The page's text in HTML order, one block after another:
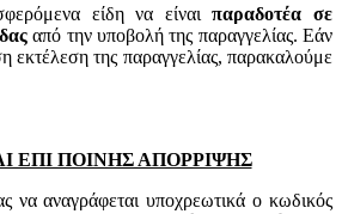
είδη να είναιπαραδοτέα σε
από την υποβολή της παραγγελίας. Εάν
εκτέλεση της παραγγελίας, παρακαλούμε
ΕΠΙ ΠΟΙΝΗΣ ΑΠΟΡΡΙΨΗΣ
να αναγράφεται υποχρεωτικά ο κωδικός